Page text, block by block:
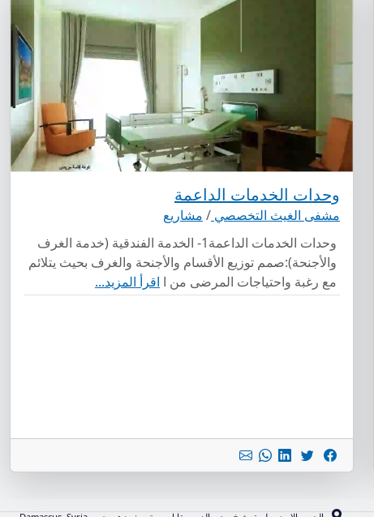
وحدات الخدمات الداعمة
مشفى الغيث التخصصي / مشاريع
وحدات الخدمات الداعمة1- الخدمة الفندقية (خدمة الغرف
والأجنحة):صمم توزيع الأقسام والأجنحة والغرف بحيث يتلائم
مع رغبة واحتياجات المرضى من ا اقرأ المزيد...